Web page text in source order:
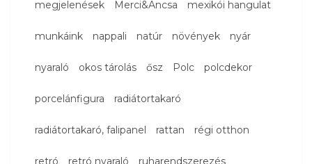
megjelenések Merci&Ancsa mexikói hangulat
munkáink nappali natúr növények nyár
nyaraló okos tárolás ősz Polc polcdekor
porcelánfigura radiátortakaró
radiátortakaró, falipanel rattan régi otthon
retró retró nyaraló ruharendszerezés